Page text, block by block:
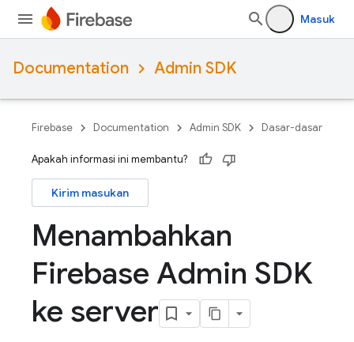
Masuk
Documentation Admin SDK
Firebase Documentation Admin SDK Dasar-dasar
Apakah informasi ini membantu?
Kirim masukan
Menambahkan
Firebase Admin SDK
ke server